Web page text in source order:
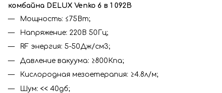
комбайна DELUX Venko 6 в 1 092B
Мощность: ≤75Вт;
Напряжение: 220В 50Гц;
RF энергия: 5-50Дж/cм3;
Давление вакуума: ≥800Кпа;
Кислородная мезоетерапия: ≥4.8л/м;
Шум: << 40дб;